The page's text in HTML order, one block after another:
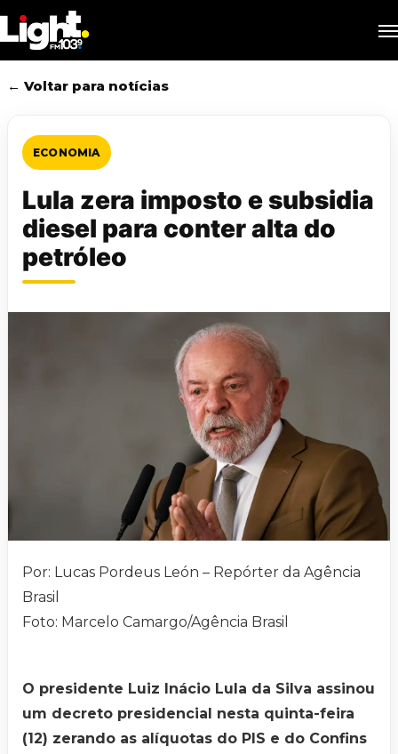
to
main
content
← Voltar para notícias
ECONOMIA
Lula zera imposto e subsidia
diesel para conter alta do
petróleo
Por: Lucas Pordeus León – Repórter da Agência
Brasil
Foto: Marcelo Camargo/Agência Brasil
O presidente Luiz Inácio Lula da Silva assinou
um decreto presidencial nesta quinta-feira
(12) zerando as alíquotas do PIS e do Confins